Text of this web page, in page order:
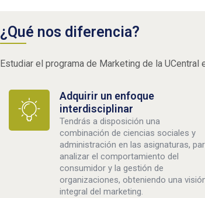
¿Qué nos diferencia?
Estudiar el programa de Marketing de la
Adquirir un enfoque
interdisciplinar
Tendrás a disposición una
combinación de ciencias sociales y
administración en las asignaturas,
analizar el comportamiento del
consumidor y la gestión de
organizaciones, obteniendo una
integral del marketing.